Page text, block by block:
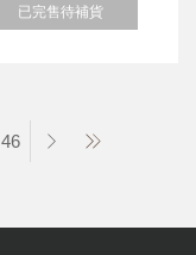
已完售待補貨
46